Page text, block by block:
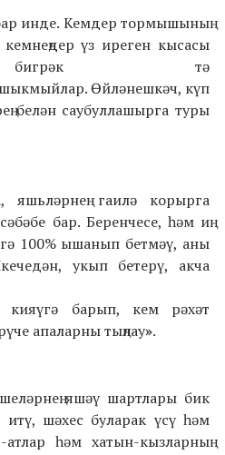
инде. Кемдер тормышының
үз иреген кысасы
тә
.Өйләнешкәч, күп
белән саубуллашырга туры
гаилә корырга
бар. Беренчесе, һәм иң
100% ышанып бетмәү, аны
укып бетерү, акча
барып, кем рәхәт
апаларны тыңлау».
яшәү шартлары бик
шәхес буларак үсү һәм
һәм хатын-кызларның